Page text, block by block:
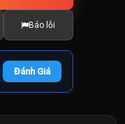
Báo lỗi
Đánh Giá